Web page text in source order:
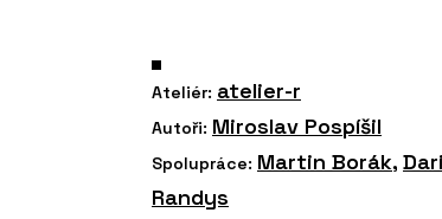
Ateliér: atelier-r
Autoři: Miroslav Pospíšil
Spolupráce: Martin Borák,
Randys